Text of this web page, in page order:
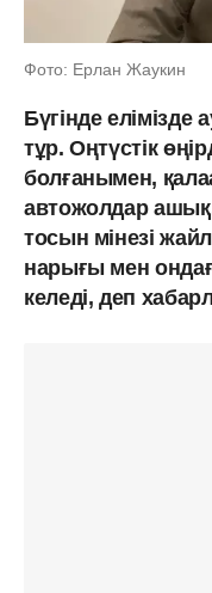
Фото: Ерлан Жаукин
Бүгінде
тұр. Оңтүстік
болғанымен,
автожолдар
тосын мінезі
нарығы мен
келеді, деп